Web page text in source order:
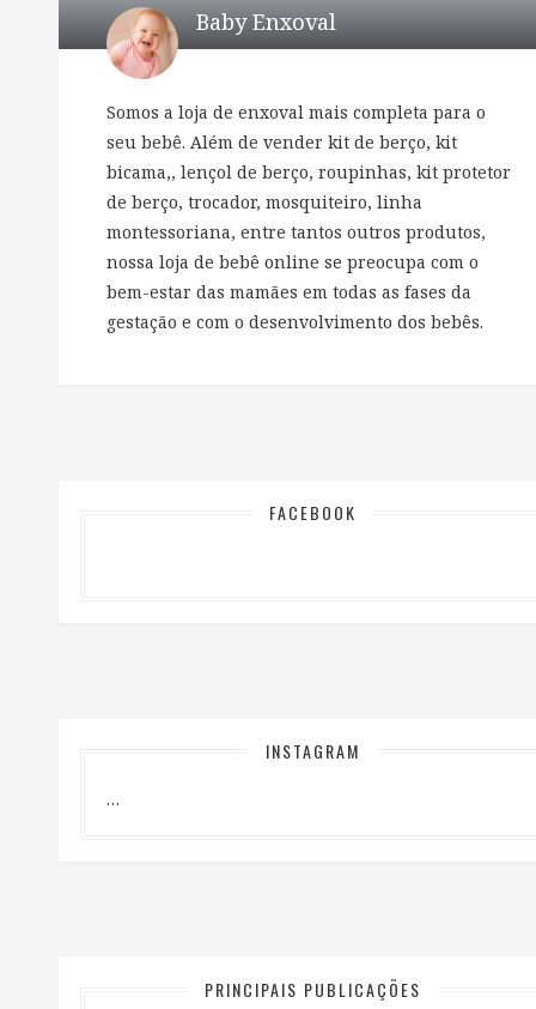
Baby Enxoval
Somos a loja de enxoval mais completa para o
seu bebê. Além de vender kit de berço, kit
bicama,, lençol de berço, roupinhas, kit protetor
de berço, trocador, mosquiteiro, linha
montessoriana, entre tantos outros produtos,
nossa loja de bebê online se preocupa com o
bem-estar das mamães em todas as fases da
gestação e com o desenvolvimento dos bebês.
FACEBOOK
INSTAGRAM
…
PRINCIPAIS PUBLICAÇÕES